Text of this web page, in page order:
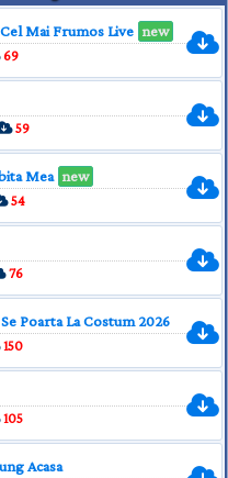
Mai Frumos Live new
69
59
Mea new
54
76
Poarta La Costum 2026
150
105
Acasa